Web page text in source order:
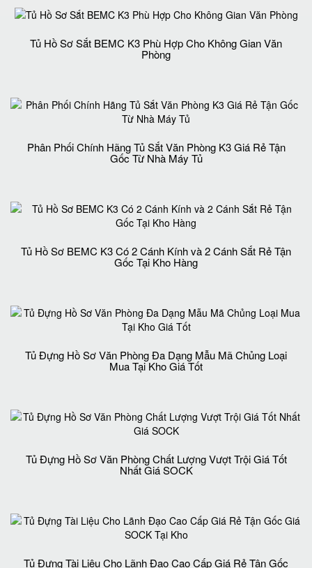
Tủ Hồ Sơ Sắt BEMC K3 Phù Hợp Cho Không Gian Văn
Phòng
Phân Phối Chính Hãng Tủ Sắt Văn Phòng K3 Giá Rẻ Tận
Gốc Từ Nhà Máy Tủ
Tủ Hồ Sơ BEMC K3 Có 2 Cánh Kính và 2 Cánh Sắt Rẻ Tận
Gốc Tại Kho Hàng
Tủ Đựng Hồ Sơ Văn Phòng Đa Dạng Mẫu Mã Chủng Loại
Mua Tại Kho Giá Tốt
Tủ Đựng Hồ Sơ Văn Phòng Chất Lượng Vượt Trội Giá Tốt
Nhất Giá SOCK
Tủ Đựng Tài Liệu Cho Lãnh Đạo Cao Cấp Giá Rẻ Tận Gốc